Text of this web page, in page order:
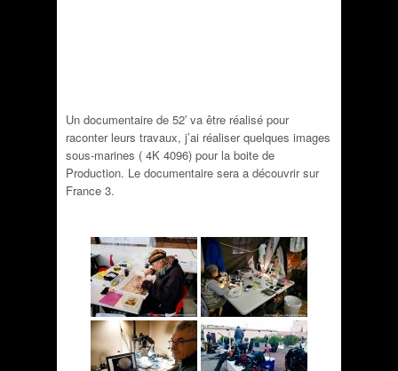
Un documentaire de 52′ va être réalisé pour
raconter leurs travaux, j’ai réaliser quelques images
sous-marines ( 4K 4096) pour la boite de
Production. Le documentaire sera a découvrir sur
France 3.